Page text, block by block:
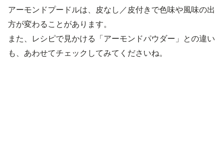
アーモンドプードルは、皮なし／皮付きで色味や風味の出
方が変わることがあります。
また、レシピで見かける「アーモンドパウダー」との違い
も、あわせてチェックしてみてくださいね。